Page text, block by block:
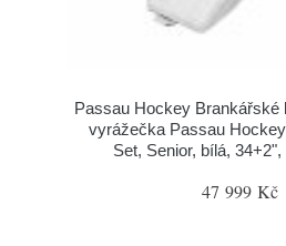
Passau Hockey Brankářské
vyrážečka Passau
Set, Senior, bílá,
47 999 Kč